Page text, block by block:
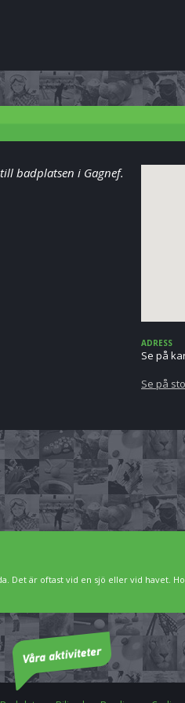
badplatsen i Gagnef.
ADRESS
Se på
Se på
Det är oftast vid en sjö eller vid havet.